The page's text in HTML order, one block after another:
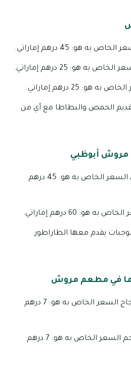
هو: 45 درهم إماراتي.
هو: 25 درهم إماراتي.
هو: 25 درهم إماراتي.
تقديم الحمص والبطاطا مع أي من
أبوظبي
فيليه الهامور المشوي السعر الخاص به هو: 45 درهم
60 درهم إماراتي.
يقدم معها الطاراطور
في مطعم مروش
سندويتش شاورما الدجاج السعر الخاص به هو: 7 درهم
سندويتش شاورما اللحم السعر الخاص به هو: 7 درهم